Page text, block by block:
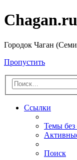
Chagan.ru
Городок Чаган
Пропустить
Ссылки
Темы без
Поиск